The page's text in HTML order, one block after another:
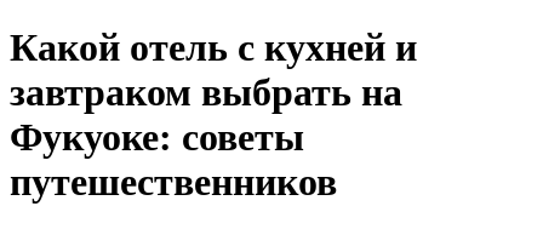
Какой отель с кухней и
завтраком выбрать на
Фукуоке: советы
путешественников